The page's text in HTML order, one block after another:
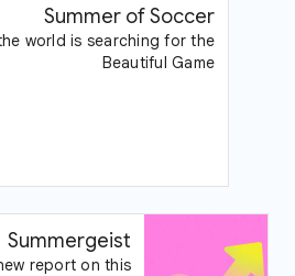
Summer of Soccer
world is searching for the
Beautiful Game
Summergeist
report on this